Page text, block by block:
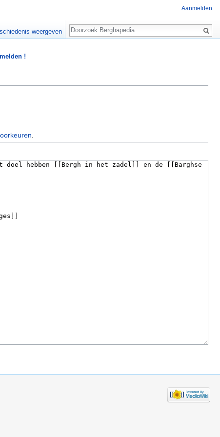
!
Aanmelden
weergeven
Zoeken